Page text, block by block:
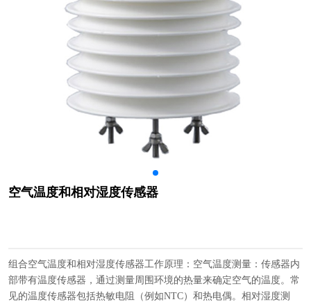
空气温度和相对湿度传感器
组合空气温度和相对湿度传感器工作原理：空气温度测量：传感器内
部带有温度传感器，通过测量周围环境的热量来确定空气的温度。常
见的温度传感器包括热敏电阻（例如NTC）和热电偶。相对湿度测